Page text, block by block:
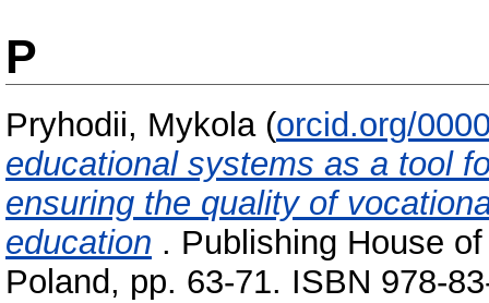
P
Pryhodii, Mykola (orcid.org/
educational systems as a tool
ensuring the quality of
education . Publishing House
Poland, pp. 63-71. ISBN 978-